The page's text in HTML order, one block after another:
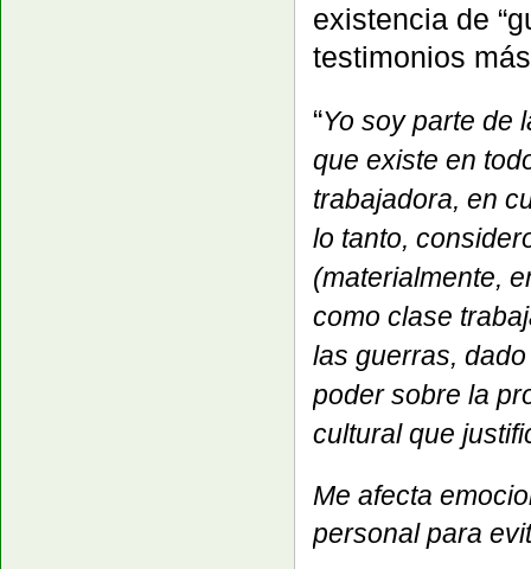
existencia de
testimonios
“Yo soy parte de
que existe en
trabajadora, en
lo tanto,
(materialmente,
como clase
las guerras,
poder sobre la
cultural que
Me afecta
personal para